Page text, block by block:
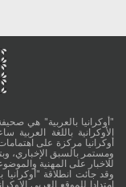
"أوكرانيا بالعربية" هي
الأوكرانية باللغة
أوكرانيا مركزة على
ومستمر بالسبق الإخباري،
للاخبار على المهنية